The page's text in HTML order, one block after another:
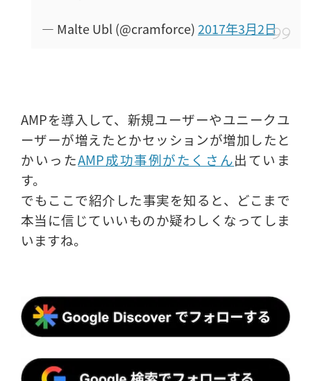
— Malte Ubl (@cramforce) 2017年3月2日
AMPを導入して、新規ユーザーやユニークユ
ーザーが増えたとかセッションが増加したと
かいったAMP成功事例がたくさん出ていま
す。
でもここで紹介した事実を知ると、どこまで
本当に信じていいものか疑わしくなってしま
いますね。